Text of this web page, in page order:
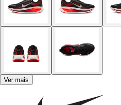
Ver mais